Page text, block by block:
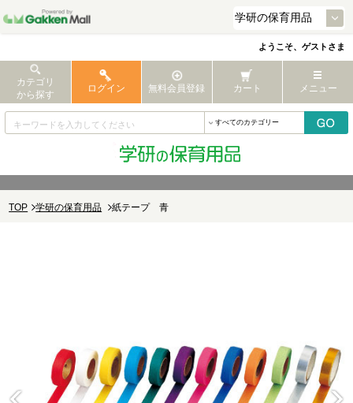
ようこそ、ゲストさま
カテゴリ
から探す
ログイン 無料会員登録 カート メニュー
TOP 学研の保育用品 紙テープ 青